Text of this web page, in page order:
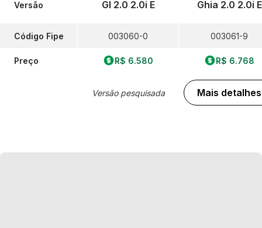
Versão
Código Fipe
Preço
Gl 2.0 2.0i E
003060-0
R$ 6.580
Versão pesquisada
Ghia 2.0 2.0i E
003061-9
R$ 6.768
Mais detalhes